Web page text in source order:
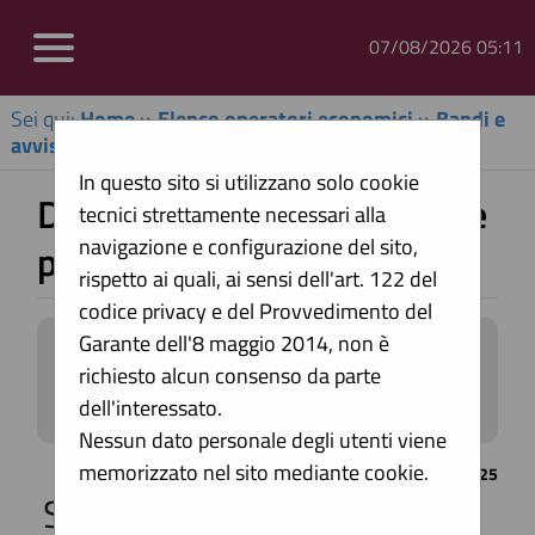
07/08/2026 05:11
Sei qui:Home»Elenco operatori economici»Bandi e
avvisi d'iscrizione
In questo sito si utilizzano solo cookie
tecnici strettamente necessari alla
navigazione e configurazione del sito,
rispetto ai quali, ai sensi dell'art. 122 del
codice privacy e del Provvedimento del
Garante dell'8 maggio 2014, non è
richiesto alcun consenso da parte
dell'interessato.
Nessun dato personale degli utenti viene
memorizzato nel sito mediante cookie.
Dettaglio bando d'iscrizione
per elenchi operatori
Questa funzionalità permette di
visualizzare i dati di dettaglio relativi ad
un bando d'iscrizione per elenchi
operatori economici, compresi i
documenti che sono richiesti agli
operatori. Il pulsante "Richiesta
CONTENUTO AGGIORNATO AL 24/07/2025
Stazione appaltante